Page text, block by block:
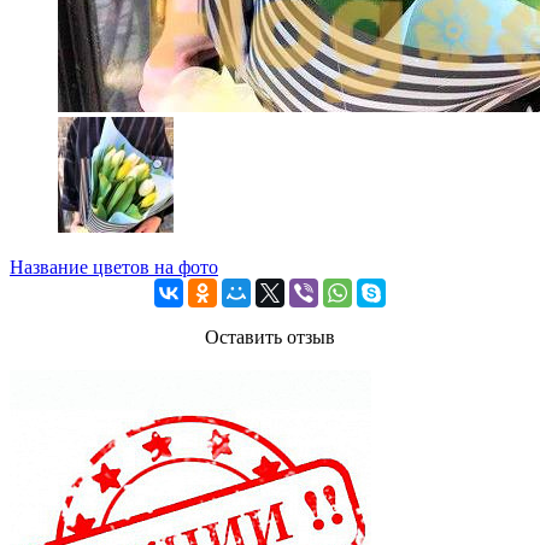
Название цветов на фото
Оставить отзыв